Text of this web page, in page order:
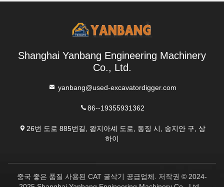
Shanghai Yanbang Engineering Machinery
Co., Ltd.
yanbang@used-excavatordigger.com
86--19355931362
26번 도로 885번길, 왕지아셰 도로, 동징 시, 송지안 구, 상
하이
중국 좋은 품질 사용된 CAT 굴삭기 공급업체. 저작권 © 2024-